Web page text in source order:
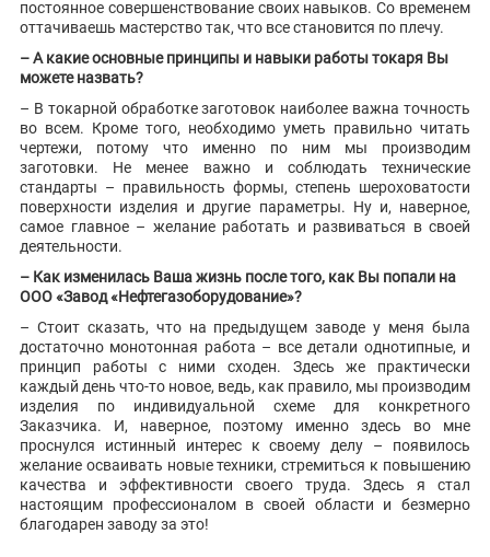
постоянное совершенствование своих навыков. Со временем
оттачиваешь мастерство так, что все становится по плечу.
– А какие основные принципы и навыки работы токаря Вы
можете назвать?
– В токарной обработке заготовок наиболее важна точность
во всем. Кроме того, необходимо уметь правильно читать
чертежи, потому что именно по ним мы производим
заготовки. Не менее важно и соблюдать технические
стандарты – правильность формы, степень шероховатости
поверхности изделия и другие параметры. Ну и, наверное,
самое главное – желание работать и развиваться в своей
деятельности.
– Как изменилась Ваша жизнь после того, как Вы попали на
ООО «Завод «Нефтегазоборудование»?
– Стоит сказать, что на предыдущем заводе у меня была
достаточно монотонная работа – все детали однотипные, и
принцип работы с ними сходен. Здесь же практически
каждый день что-то новое, ведь, как правило, мы производим
изделия по индивидуальной схеме для конкретного
Заказчика. И, наверное, поэтому именно здесь во мне
проснулся истинный интерес к своему делу – появилось
желание осваивать новые техники, стремиться к повышению
качества и эффективности своего труда. Здесь я стал
настоящим профессионалом в своей области и безмерно
благодарен заводу за это!